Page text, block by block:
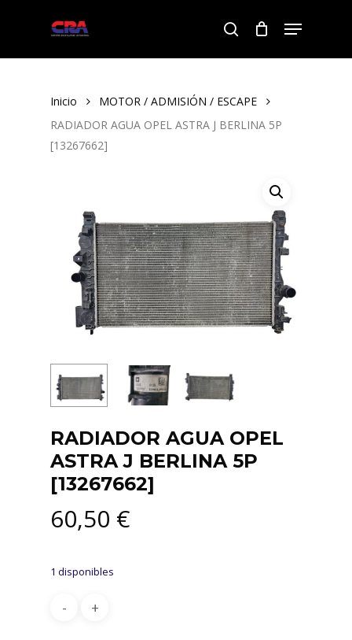
search
Menu
Inicio
MOTOR / ADMISIÓN / ESCAPE
RADIADOR AGUA OPEL ASTRA J BERLINA 5P
[13267662]
RADIADOR AGUA OPEL
ASTRA J BERLINA 5P
[13267662]
60,50 €
1 disponibles